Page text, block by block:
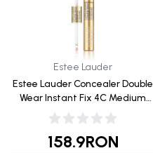
Estee Lauder
Estee Lauder Concealer Double
Wear Instant Fix 4C Medium
Deep 12ml
158.9RON